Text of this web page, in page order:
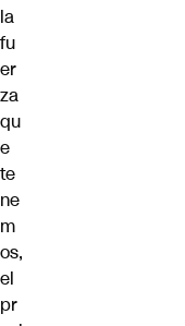
la
fu
er
za
qu
e
te
ne
m
os,
el
pr